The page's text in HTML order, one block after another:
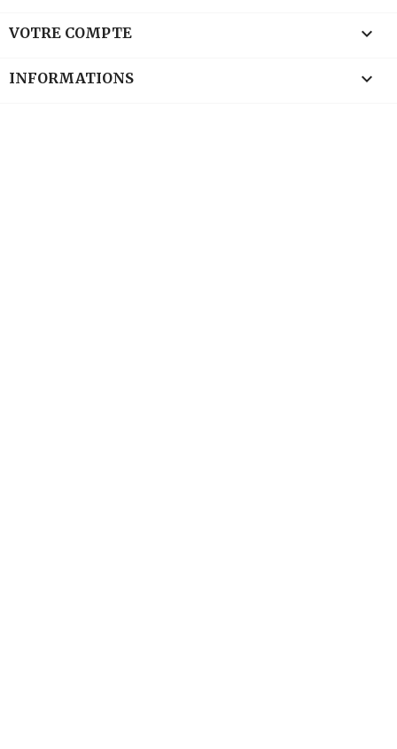
VOTRE COMPTE 
INFORMATIONS keyboard_arrow_down